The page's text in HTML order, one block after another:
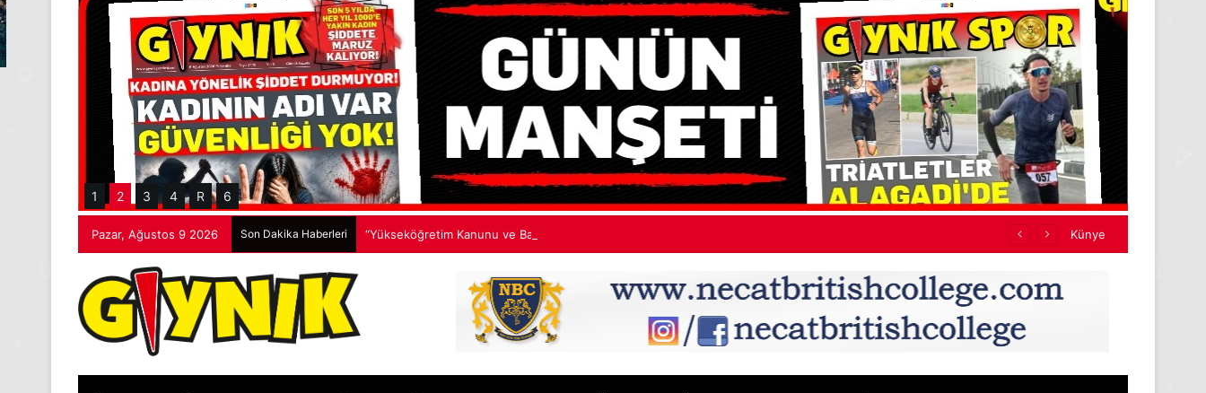
1 2 3 4 R 6
Pazar, Ağustos 9 2026 Son Dakika Haberleri “Yükseköğretim Kanunu ve Bazı Kanunlarda Değişiklik Yapılmasına Dair Kanun” Resmi Gazete’de Künye